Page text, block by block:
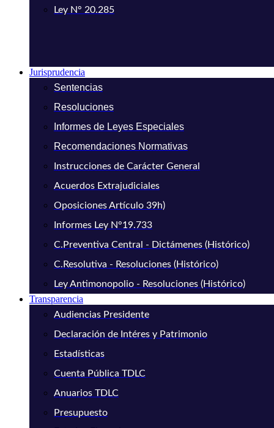
Ley N° 20.285
Jurisprudencia
Sentencias
Resoluciones
Informes de Leyes Especiales
Recomendaciones Normativas
Instrucciones de Carácter General
Acuerdos Extrajudiciales
Oposiciones Artículo 39h)
Informes Ley N°19.733
C.Preventiva Central - Dictámenes (Histórico)
C.Resolutiva - Resoluciones (Histórico)
Ley Antimonopolio - Resoluciones (Histórico)
Transparencia
Audiencias Presidente
Declaración de Intéres y Patrimonio
Estadísticas
Cuenta Pública TDLC
Anuarios TDLC
Presupuesto